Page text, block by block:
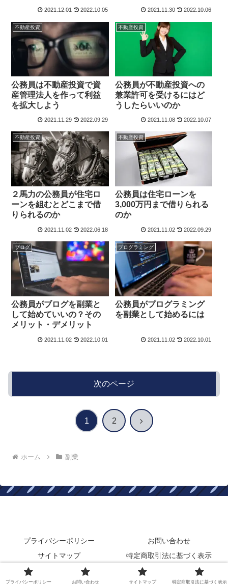
2021.12.01 2022.10.05 2021.11.30 2022.10.06
不動産投資
公務員は不動産投資で資
産管理法人を作って利益
を拡大しよう
2021.11.29 2022.09.29
不動産投資
公務員が不動産投資への
兼業許可を受けるにはど
うしたらいいのか
2021.11.08 2022.10.07
不動産投資
２馬力の公務員が住宅ロ
ーンを組むとどこまで借
りられるのか
2021.11.02 2022.06.18
不動産投資
公務員は住宅ローンを
3,000万円まで借りられる
のか
2021.11.02 2022.09.29
ブログ
公務員がブログを副業と
して始めていいの？その
メリット・デメリット
2021.11.02 2022.10.01
プログラミング
公務員がプログラミング
を副業として始めるには
2021.11.02 2022.10.01
次のページ
1 2 次
ホーム 副業
プライバシーポリシー
お問い合わせ
サイトマップ
特定商取引法に基づく表示
© 2020 橘 隼人.
プライバシーポリシー お問い合わせ サイトマップ 特定商取引法に基づく表示